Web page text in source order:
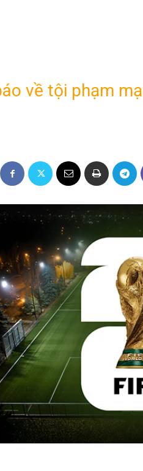
về tội phạm